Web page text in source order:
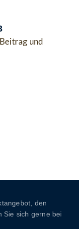
und
den
Sie sich gerne bei